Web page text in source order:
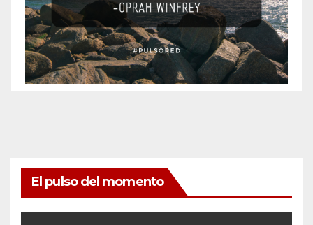
El pulso del momento